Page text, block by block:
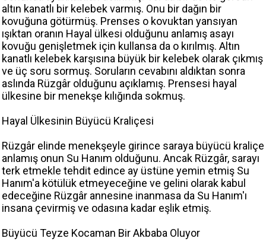
altın kanatlı bir kelebek varmış. Onu bir dağın bir
kovuğuna götürmüş. Prenses o kovuktan yansıyan
ışıktan oranın Hayal ülkesi olduğunu anlamış asayı
kovuğu genişletmek için kullansa da o kırılmış. Altın
kanatlı kelebek karşısına büyük bir kelebek olarak çıkmış
ve üç soru sormuş. Soruların cevabını aldıktan sonra
aslında Rüzgâr olduğunu açıklamış. Prensesi hayal
ülkesine bir menekşe kılığında sokmuş.
Hayal Ülkesinin Büyücü Kraliçesi
Rüzgâr elinde menekşeyle girince saraya büyücü kraliçe
anlamış onun Su Hanım olduğunu. Ancak Rüzgâr, sarayı
terk etmekle tehdit edince ay üstüne yemin etmiş Su
Hanım'a kötülük etmeyeceğine ve gelini olarak kabul
edeceğine Rüzgâr annesine inanmasa da Su Hanım'ı
insana çevirmiş ve odasına kadar eşlik etmiş.
Büyücü Teyze Kocaman Bir Akbaba Oluyor